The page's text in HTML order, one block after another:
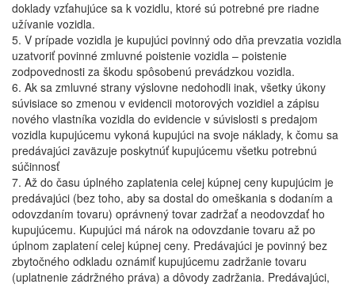
doklady vzťahujúce sa k vozidlu, ktoré sú potrebné pre riadne
užívanie vozidla.
5. V prípade vozidla je kupujúci povinný odo dňa prevzatia vozidla
uzatvoriť povinné zmluvné poistenie vozidla – poistenie
zodpovednosti za škodu spôsobenú prevádzkou vozidla.
6. Ak sa zmluvné strany výslovne nedohodli inak, všetky úkony
súvisiace so zmenou v evidencii motorových vozidiel a zápisu
nového vlastníka vozidla do evidencie v súvislosti s predajom
vozidla kupujúcemu vykoná kupujúci na svoje náklady, k čomu sa
predávajúci zaväzuje poskytnúť kupujúcemu všetku potrebnú
súčinnosť
7. Až do času úplného zaplatenia celej kúpnej ceny kupujúcim je
predávajúci (bez toho, aby sa dostal do omeškania s dodaním a
odovzdaním tovaru) oprávnený tovar zadržať a neodovzdať ho
kupujúcemu. Kupujúci má nárok na odovzdanie tovaru až po
úplnom zaplatení celej kúpnej ceny. Predávajúci je povinný bez
zbytočného odkladu oznámiť kupujúcemu zadržanie tovaru
(uplatnenie zádržného práva) a dôvody zadržania. Predávajúci,